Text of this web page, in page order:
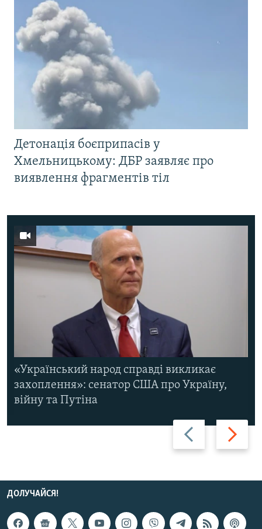
Детонація боєприпасів у
Хмельницькому: ДБР заявляє про
виявлення фрагментів тіл
Назад Вперед
«Український народ справді викликає
захоплення»: сенатор США про Україну,
війну та Путіна
ДОЛУЧАЙСЯ!